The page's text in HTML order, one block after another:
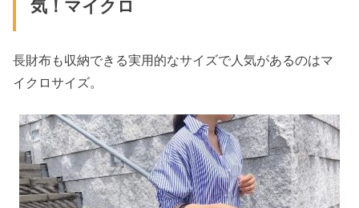
気！マイクロ
長財布も収納できる実用的なサイズで人気があるのはマ
イクロサイズ。